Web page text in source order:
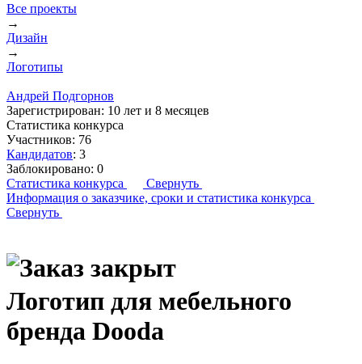
Все проекты
→
Дизайн
→
Логотипы
Андрей Подгорнов
Зарегистрирован: 10 лет и 8 месяцев
Статистика конкурса
Участников: 76
Кандидатов: 3
Заблокировано: 0
Статистика конкурса
Свернуть
Информация о заказчике, сроки и статистика конкурса
Свернуть
Логотип для мебельного
бренда Dooda